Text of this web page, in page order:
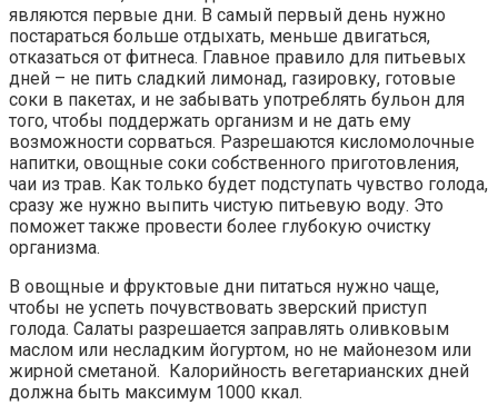
являются первые дни. В самый первый день нужно
постараться больше отдыхать, меньше двигаться,
отказаться от фитнеса. Главное правило для питьевых
дней – не пить сладкий лимонад, газировку, готовые
соки в пакетах, и не забывать употреблять бульон для
того, чтобы поддержать организм и не дать ему
возможности сорваться. Разрешаются кисломолочные
напитки, овощные соки собственного приготовления,
чаи из трав. Как только будет подступать чувство голода,
сразу же нужно выпить чистую питьевую воду. Это
поможет также провести более глубокую очистку
организма.
В овощные и фруктовые дни питаться нужно чаще,
чтобы не успеть почувствовать зверский приступ
голода. Салаты разрешается заправлять оливковым
маслом или несладким йогуртом, но не майонезом или
жирной сметаной. Калорийность вегетарианских дней
должна быть максимум 1000 ккал.